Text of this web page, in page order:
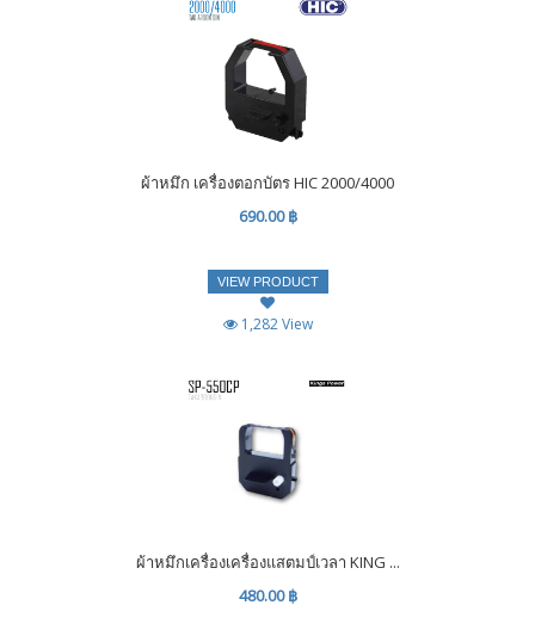
ผ้าหมึก เครื่องตอกบัตร HIC 2000/4000
690.00 ฿
VIEW PRODUCT
1,282 View
ผ้าหมึกเครื่องเครื่องแสตมป์เวลา KING ...
480.00 ฿